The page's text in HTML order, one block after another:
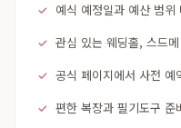
예식 예정일과 예산 범위
관심 있는 웨딩홀, 스드
공식 페이지에서 사전 예
편한 복장과 필기도구 준